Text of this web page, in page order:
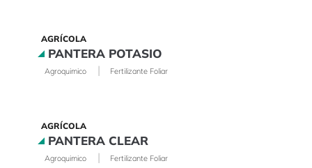
AGRÍCOLA
PANTERA POTASIO
Agroquimico | Fertilizante Foliar
AGRÍCOLA
PANTERA CLEAR
Agroquimico | Fertilizante Foliar